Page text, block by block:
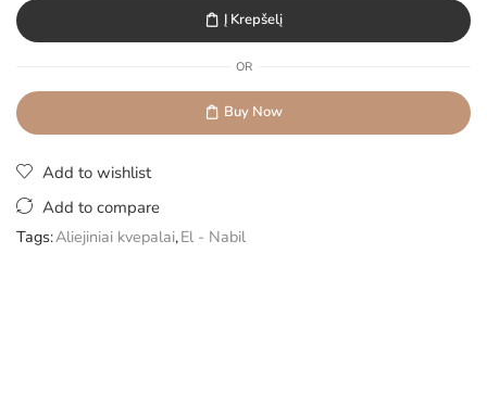
Į Krepšelį
OR
Buy Now
Add to wishlist
Add to compare
Tags:Aliejiniai kvepalai,El - Nabil